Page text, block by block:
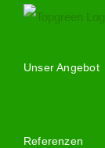
springenUnser Angebot
Referenzen